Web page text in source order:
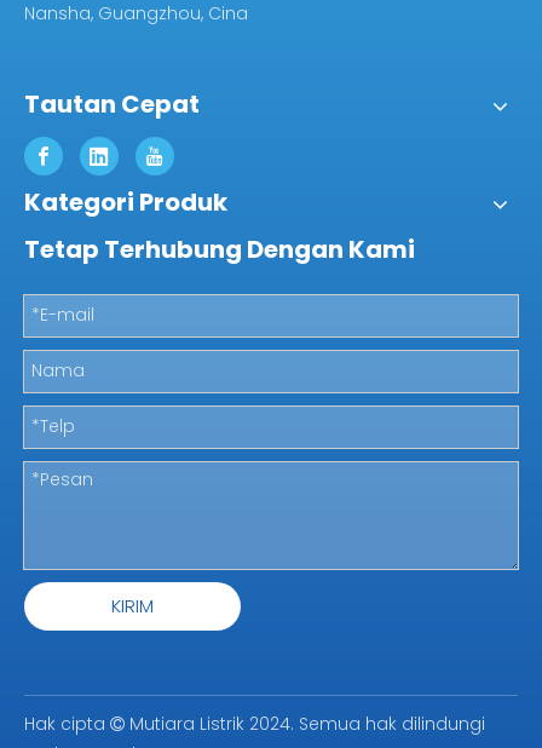
Nansha, Guangzhou, Cina
Tautan Cepat
Kategori Produk
Tetap Terhubung Dengan Kami
KIRIM
Hak cipta  Mutiara Listrik 2024. Semua hak dilindungi